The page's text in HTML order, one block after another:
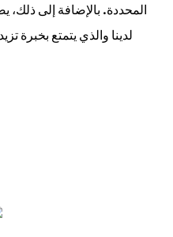
المحددة. بالإضافة إلى ذلك،